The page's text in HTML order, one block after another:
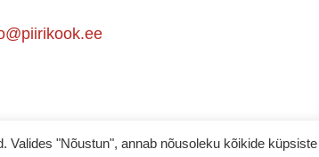
"Nõustun", annab nõusoleku kõikide küpsiste